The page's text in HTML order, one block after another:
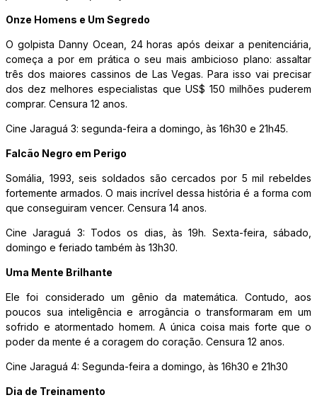
Onze Homens e Um Segredo
O golpista Danny Ocean, 24 horas após deixar a penitenciária,
começa a por em prática o seu mais ambicioso plano: assaltar
três dos maiores cassinos de Las Vegas. Para isso vai precisar
dos dez melhores especialistas que US$ 150 milhões puderem
comprar. Censura 12 anos.
Cine Jaraguá 3: segunda-feira a domingo, às 16h30 e 21h45.
Falcão Negro em Perigo
Somália, 1993, seis soldados são cercados por 5 mil rebeldes
fortemente armados. O mais incrível dessa história é a forma com
que conseguiram vencer. Censura 14 anos.
Cine Jaraguá 3: Todos os dias, às 19h. Sexta-feira, sábado,
domingo e feriado também às 13h30.
Uma Mente Brilhante
Ele foi considerado um gênio da matemática. Contudo, aos
poucos sua inteligência e arrogância o transformaram em um
sofrido e atormentado homem. A única coisa mais forte que o
poder da mente é a coragem do coração. Censura 12 anos.
Cine Jaraguá 4: Segunda-feira a domingo, às 16h30 e 21h30
Dia de Treinamento